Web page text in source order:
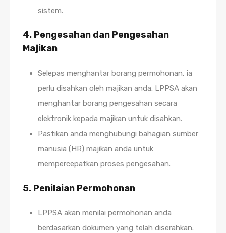
sistem.
4. Pengesahan dan Pengesahan
Majikan
Selepas menghantar borang permohonan, ia
perlu disahkan oleh majikan anda. LPPSA akan
menghantar borang pengesahan secara
elektronik kepada majikan untuk disahkan.
Pastikan anda menghubungi bahagian sumber
manusia (HR) majikan anda untuk
mempercepatkan proses pengesahan.
5. Penilaian Permohonan
LPPSA akan menilai permohonan anda
berdasarkan dokumen yang telah diserahkan.